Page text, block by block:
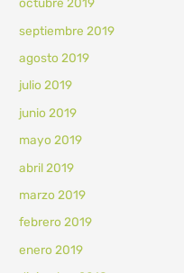
septiembre 2019
agosto 2019
julio 2019
junio 2019
mayo 2019
abril 2019
marzo 2019
febrero 2019
enero 2019